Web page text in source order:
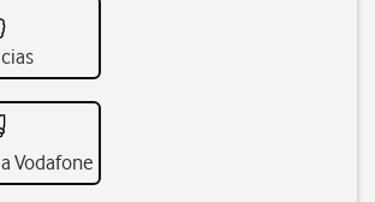
Vodafone